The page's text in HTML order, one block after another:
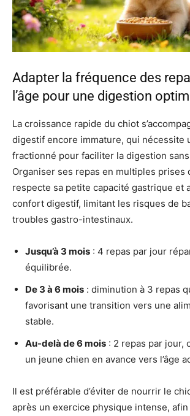
Adapter la fréquence des
l’âge pour une digestion
La croissance rapide du chiot
digestif encore immature, qui nécessite
fractionné pour faciliter la digestion
Organiser ses repas en multiples prises
respecte sa petite capacité gastrique et
confort digestif, limitant les risques de
troubles gastro-intestinaux.
Jusqu’à 3 mois : 4 repas par jour
équilibrée.
De 3 à 6 mois : diminution à 3 repas
favorisant une transition vers une
stable.
Au-delà de 6 mois : 2 repas par jour,
un jeune chien en avance vers l’âge
Il est préférable d’éviter de nourrir le
après un exercice physique intense, afin